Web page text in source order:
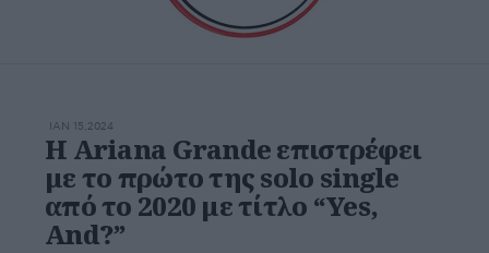
ΙΑΝ 15,2024
Η Ariana Grande επιστρέφει
με το πρώτο της solo single
από το 2020 με τίτλο “Yes,
And?”